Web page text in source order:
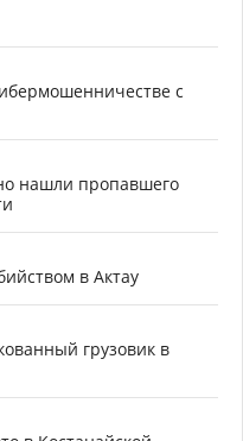
с
нашли пропавшего
в Актау
грузовик в